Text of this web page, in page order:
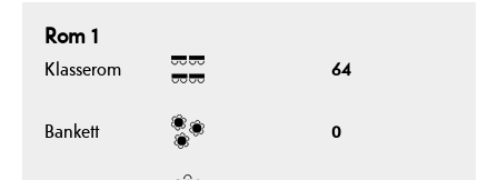
Rom 1
Klasserom 64
Bankett 0